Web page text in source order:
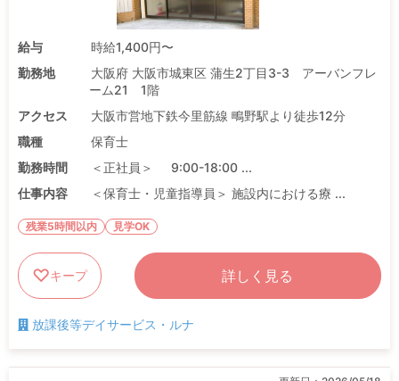
給与
時給1,400円〜
勤務地
大阪府 大阪市城東区 蒲生2丁目3-3 アーバンフレ
ーム21 1階
アクセス
大阪市営地下鉄今里筋線 鴫野駅より徒歩12分
職種
保育士
勤務時間
＜正社員＞ 9:00-18:00 ...
仕事内容
＜保育士・児童指導員＞ 施設内における療 ...
残業5時間以内 見学OK
キープ 詳しく見る
放課後等デイサービス・ルナ